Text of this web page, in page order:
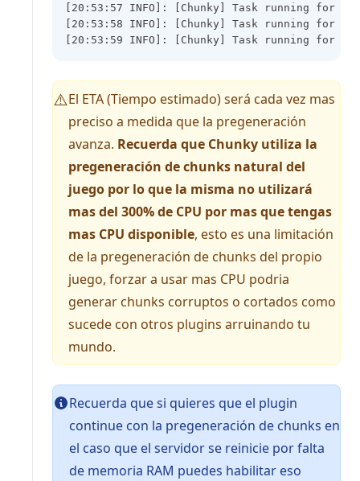
[20:53:57 INFO]: [Chunky] Task running for
[20:53:58 INFO]: [Chunky] Task running for
[20:53:59 INFO]: [Chunky] Task running for
⚠️El ETA (Tiempo estimado) será cada vez mas
preciso a medida que la pregeneración
avanza. Recuerda que Chunky utiliza la
pregeneración de chunks natural del
juego por lo que la misma no utilizará
mas del 300% de CPU por mas que tengas
mas CPU disponible, esto es una limitación
de la pregeneración de chunks del propio
juego, forzar a usar mas CPU podria
generar chunks corruptos o cortados como
sucede con otros plugins arruinando tu
mundo.
Recuerda que si quieres que el plugin
continue con la pregeneración de chunks en
el caso que el servidor se reinicie por falta
de memoria RAM puedes habilitar eso